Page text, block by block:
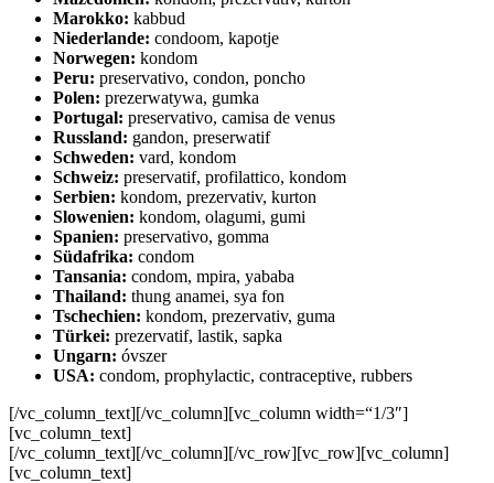
Marokko: kabbud
Niederlande: condoom, kapotje
Norwegen: kondom
Peru: preservativo, condon, poncho
Polen: prezerwatywa, gumka
Portugal: preservativo, camisa de venus
Russland: gandon, preserwatif
Schweden: vard, kondom
Schweiz: preservatif, profilattico, kondom
Serbien: kondom, prezervativ, kurton
Slowenien: kondom, olagumi, gumi
Spanien: preservativo, gomma
Südafrika: condom
Tansania: condom, mpira, yababa
Thailand: thung anamei, sya fon
Tschechien: kondom, prezervativ, guma
Türkei: prezervatif, lastik, sapka
Ungarn: óvszer
USA: condom, prophylactic, contraceptive, rubbers
[/vc_column_text][/vc_column][vc_column width=“1/3″]
[vc_column_text]
[/vc_column_text][/vc_column][/vc_row][vc_row][vc_column]
[vc_column_text]